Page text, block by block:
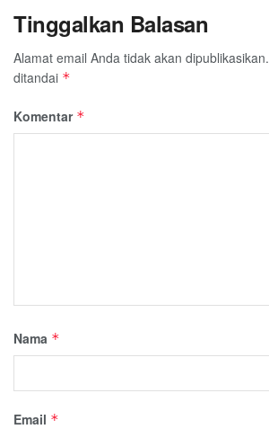
Tinggalkan Balasan
Alamat email Anda tidak akan dipublikasikan.
ditandai *
Komentar *
Nama *
Email *